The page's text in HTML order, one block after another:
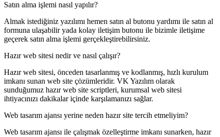
Satın alma işlemi nasıl yapılır?
Almak istediğiniz yazılımı hemen satın al butonu yardımı ile satın al
formuna ulaşabilir yada kolay iletişim butonu ile bizimle iletişime
geçerek satın alma işlemi gerçekleştirebilirsiniz.
Hazır web sitesi nedir ve nasıl çalışır?
Hazır web sitesi, önceden tasarlanmış ve kodlanmış, hızlı kurulum
imkanı sunan web site çözümleridir. VK Yazılım olarak
sunduğumuz hazır web site scriptleri, kurumsal web sitesi
ihtiyacınızı dakikalar içinde karşılamanızı sağlar.
Web tasarım ajansı yerine neden hazır site tercih etmeliyim?
Web tasarım ajansı ile çalışmak özelleştirme imkanı sunarken, hazır